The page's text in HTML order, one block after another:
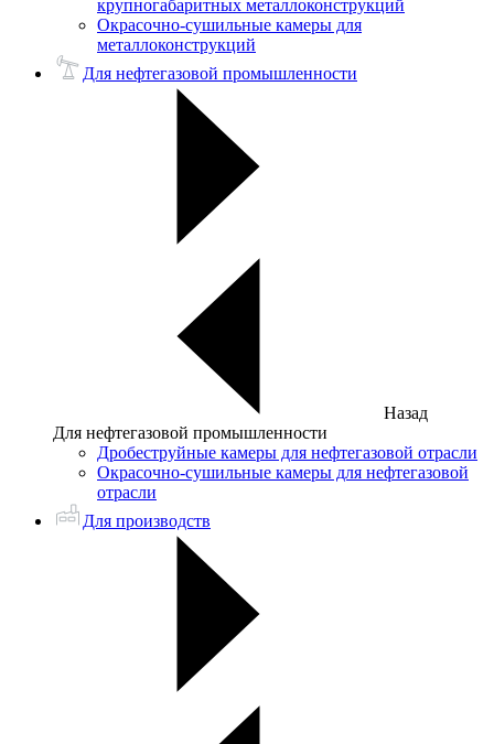
крупногабаритных металлоконструкций
Окрасочно-сушильные камеры для
металлоконструкций
Для нефтегазовой промышленности
Назад
Для нефтегазовой промышленности
Дробеструйные камеры для нефтегазовой отрасли
Окрасочно-сушильные камеры для нефтегазовой
отрасли
Для производств